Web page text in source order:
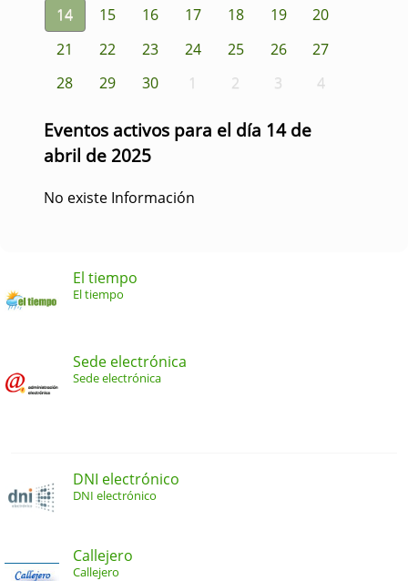
14
15 16 17 18 19
20
21
22 23 24 25 26
27
28
29 30 1 2 3 4
Eventos activos para el día 14 de
abril de 2025
No existe Información
El tiempo
El tiempo
Sede electrónica
Sede electrónica
DNI electrónico
DNI electrónico
Callejero
Callejero